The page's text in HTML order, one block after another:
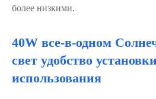
более низкими.
40W все-в-одном
свет удобство
использования